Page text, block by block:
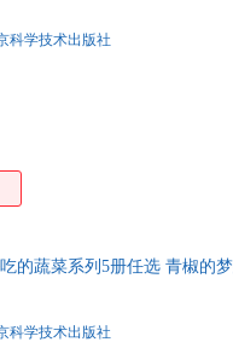
科学技术出版社
的蔬菜系列5册任选 青椒的
科学技术出版社